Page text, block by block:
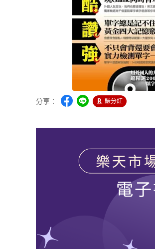
分享： 賺分紅